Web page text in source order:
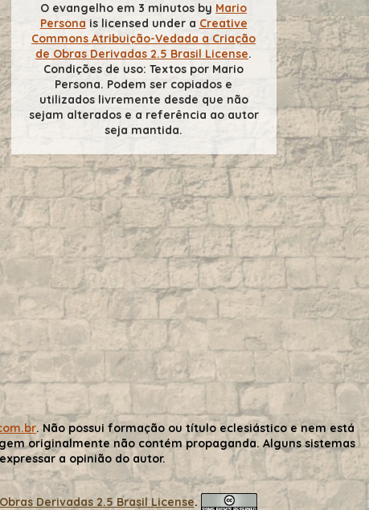
O evangelho em 3 minutos by Mario
Persona is licensed under a Creative
Commons Atribuição-Vedada a Criação
de Obras Derivadas 2.5 Brasil License.
Condições de uso: Textos por Mario
Persona. Podem ser copiados e
utilizados livremente desde que não
sejam alterados e a referência ao autor
seja mantida.
. Não possui formação ou título eclesiástico e nem está
originalmente não contém propaganda. Alguns sistemas
a opinião do autor.
Derivadas 2.5 Brasil License.